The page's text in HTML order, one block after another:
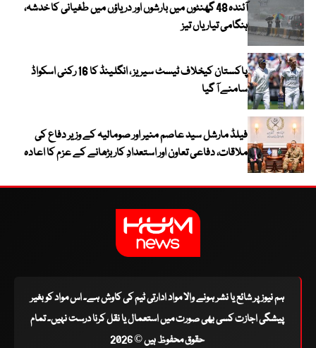
آئندہ 48 گھنٹوں میں بارشوں اور دریاؤں میں طغیانی کا خدشہ،
ہنگامی تیاریاں تیز
پاکستان کیخلاف ٹیسٹ سیریز ، انگلینڈ کا 16 رکنی اسکواڈ
سامنے آ گیا
فیلڈ مارشل سید عاصم منیر اور صومالیہ کے وزیر دفاع کی
ملاقات، دفاعی تعاون اور استعدادِ کار بڑھانے کے عزم کا اعادہ
ہم نیوز پر شائع یا نشر ہونے والا مواد ادارتی ٹیم کی کاوش ہے۔ اس مواد کو بغیر
پیشگی اجازت کسی بھی صورت میں استعمال یا نقل کرنا درست نہیں۔ تمام
حقوق محفوظ ہیں © 2026